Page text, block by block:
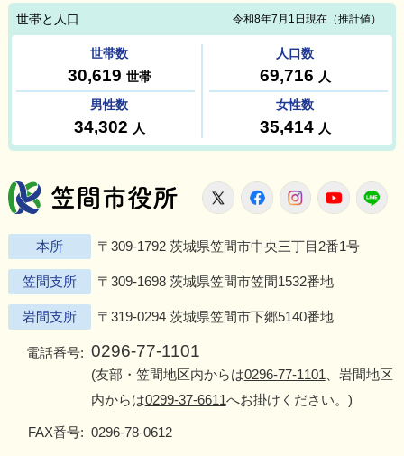
笠間市役所
X FacebookInstagram
本所 〒309-1792 茨城県笠間市中央三丁目2番1号
笠間支所 〒309-1698 茨城県笠間市笠間1532番地
岩間支所 〒319-0294 茨城県笠間市下郷5140番地
電話番号: 0296-77-1101
(友部・笠間地区内からは0296-77-1101 、岩間地区
内からは0299-37-6611へお掛けください。)
FAX番号: 0296-78-0612